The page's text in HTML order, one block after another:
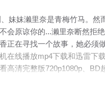
妹妹濑里奈是青梅竹马。
原谅你的...濑里奈断然拒
正在寻找一个故事，她必
着瑟琳娜房间附近安装的
在线播放mp4下载和迅雷下
高清完整版720p1080p、
未删减版，请关注童话村